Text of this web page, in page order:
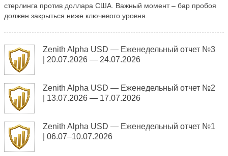
стерлинга против доллара США. Важный момент – бар пробоя
должен закрыться ниже ключевого уровня.
Zenith Alpha USD — Еженедельный отчет №3
| 20.07.2026 — 24.07.2026
Zenith Alpha USD — Еженедельный отчет №2
| 13.07.2026 — 17.07.2026
Zenith Alpha USD — Еженедельный отчет №1
| 06.07–10.07.2026